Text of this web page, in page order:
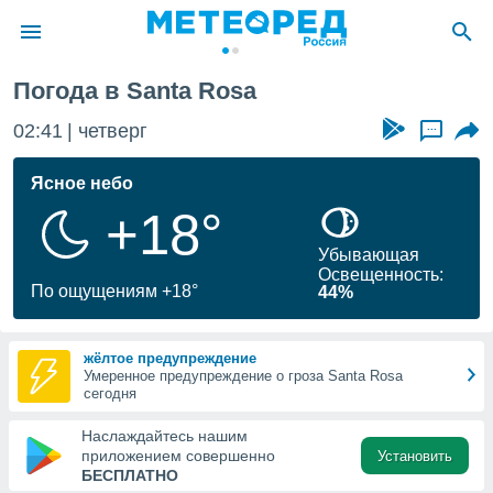
о
Вы можете
к этому
доступ
Погода в Santa Rosa
02:41 четверг ...
Ясное небо
+18°
По ощущениям +18°
Убывающая
Освещенность:
44%
жёлтое предупреждение
Умеренное предупреждение о гроза Santa Rosa
сегодня
Наслаждайтесь нашим
приложением совершенно
БЕСПЛАТНО
Установить